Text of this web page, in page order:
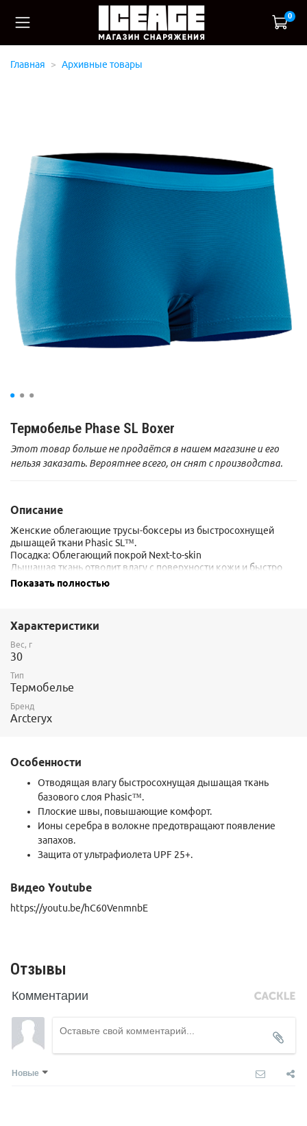
0
Главная Архивные товары
Термобелье Phase SL Boxer
Этот товар больше не продаётся в нашем магазине и его
нельзя заказать. Вероятнее всего, он снят с производства.
Описание
Женские облегающие трусы-боксеры из быстросохнущей
дышащей ткани Phasic SL™.
Посадка: Облегающий покрой Next-to-skin
Дышащая ткань отводит влагу с поверхности кожи и быстро
высыхает при работе в режиме чередования физической
Phasic™ SL- 70% полиэстер, 30% полпропилен/UPF 50 +2.9 ун/
эластичностью из полиэфирного и полипропиленового
волокна. Гидрофобен на 100%, полиэфирные волокна
эффективно отводят влагу к внешней поверхности,
полипропилен с добавлением ионов серебра предотвращает
износостойка, удобна при одевании.
Показать полностью
Характеристики
Вес, г
30
Тип
Термобелье
Бренд
Arcteryx
Особенности
Отводящая влагу быстросохнущая дышащая ткань
базового слоя Phasic™.
Плоские швы, повышающие комфорт.
Ионы серебра в волокне предотвращают появление
запахов.
Защита от ультрафиолета UPF 25+.
Видео Youtube
https://youtu.be/hC60VenmnbE
Отзывы
Комментарии
Новые